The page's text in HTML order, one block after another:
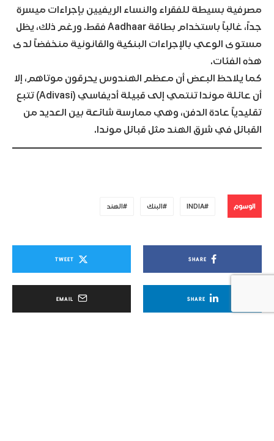
مصرفية بسيطة للفقراء والنساء الريفيين بإجراءات ميسرة
جداً، غالباً باستخدام بطاقة Aadhaar فقط. ورغم ذلك، يظل
مستوى الوعي بالإجراءات البنكية والقانونية منخفضاً لدى
هذه الفئات.
كما يلاحظ البعض أن معظم الهندوس يحرقون موتاهم، إلا
أن عائلة موندا تنتمي إلى قبيلة أديفاسي (Adivasi) تتبع
تقليدياً عادة الدفن، وهي ممارسة شائعة بين العديد من
القبائل في شرق الهند مثل قبائل موندا.
الوسوم INDIA البنك الهند
SHARE
TWEET
SHARE
EMAIL